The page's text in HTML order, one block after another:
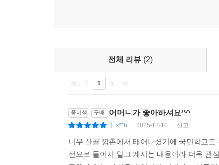
전체 리뷰 (2)
1
종이책 구매 어머니가 좋아하셔요^^
s**h 2025-12-10 신고
너무 산골 깡촌에서 태어나셨기에 국민학교
전으로 들어서 알고 계시는 내용이라 더욱 관